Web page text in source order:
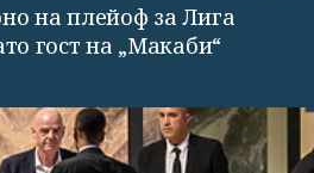
на плейоф за Лига
гост на „Макаби“